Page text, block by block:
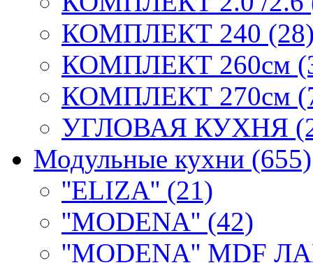
КОМПЛЕКТ 240
КОМПЛЕКТ 260см
КОМПЛЕКТ 270см
УГЛОВАЯ КУХНЯ
Модульные кухни (655)
''ELIZA'' (21)
''MODENA'' (42)
''MODENA'' MDF